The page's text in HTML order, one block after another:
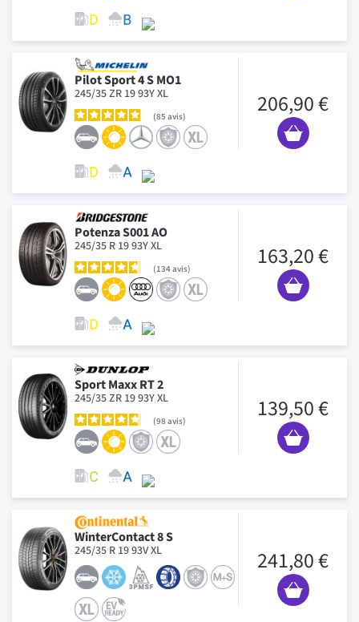
Pilot Sport 4 S MO1
245/35 ZR 19 93Y XL
85 avis 206,90 €
Potenza S001 AO
245/35 R 19 93Y XL
134avis 163,20 €
Sport Maxx RT 2
245/35 ZR 19 93Y XL
98 avis 139,50 €
WinterContact 8 S
245/35 R 19 93V XL 241,80 €